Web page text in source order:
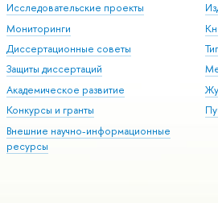
Исследовательские проекты
Мониторинги
Диссертационные советы
Защиты диссертаций
Академическое развитие
Конкурсы и гранты
Внешние научно-информационные
ресурсы